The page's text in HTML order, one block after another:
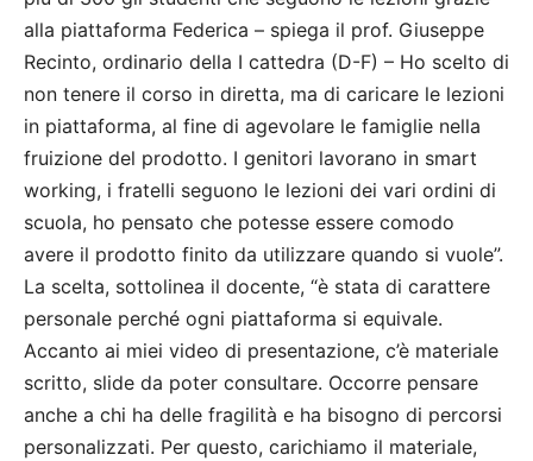
alla piattaforma Federica – spiega il prof. Giuseppe
Recinto, ordinario della I cattedra (D-F) – Ho scelto di
non tenere il corso in diretta, ma di caricare le lezioni
in piattaforma, al fine di agevolare le famiglie nella
fruizione del prodotto. I genitori lavorano in smart
working, i fratelli seguono le lezioni dei vari ordini di
scuola, ho pensato che potesse essere comodo
avere il prodotto finito da utilizzare quando si vuole”.
La scelta, sottolinea il docente, “è stata di carattere
personale perché ogni piattaforma si equivale.
Accanto ai miei video di presentazione, c’è materiale
scritto, slide da poter consultare. Occorre pensare
anche a chi ha delle fragilità e ha bisogno di percorsi
personalizzati. Per questo, carichiamo il materiale,